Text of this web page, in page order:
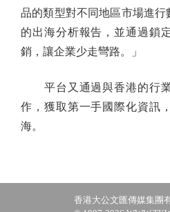
品的類型對不同地區市場進
的出海分析報告，並通過鎖
銷，讓企業少走彎路。」
平台又通過與香港的行業
作，獲取第一手國際化資訊
海。
香港大公文匯傳媒集團